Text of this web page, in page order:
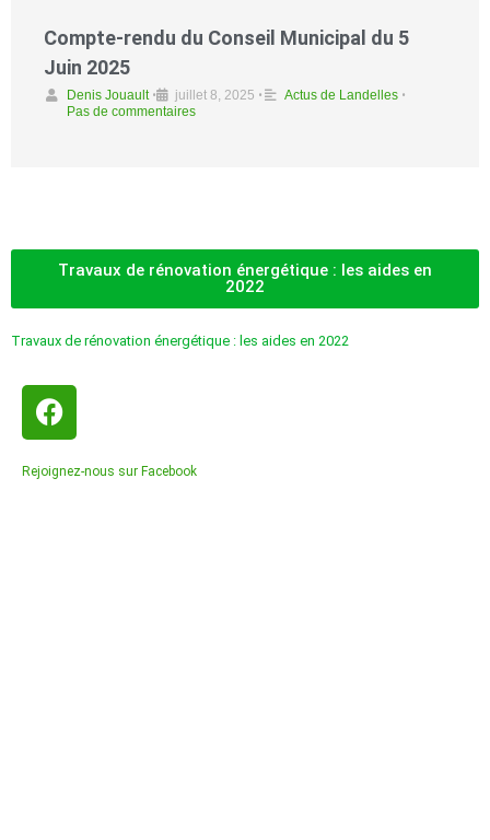
Compte-rendu du Conseil Municipal du 5
Juin 2025
Denis Jouault • juillet 8, 2025 • Actus de Landelles •
Pas de commentaires
Travaux de rénovation énergétique : les aides en
2022
Travaux de rénovation énergétique : les aides en 2022
Rejoignez-nous sur Facebook